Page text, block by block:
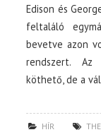
Edison és
feltaláló
bevetve azon
rendszert. Az
köthető, de a
HÍR